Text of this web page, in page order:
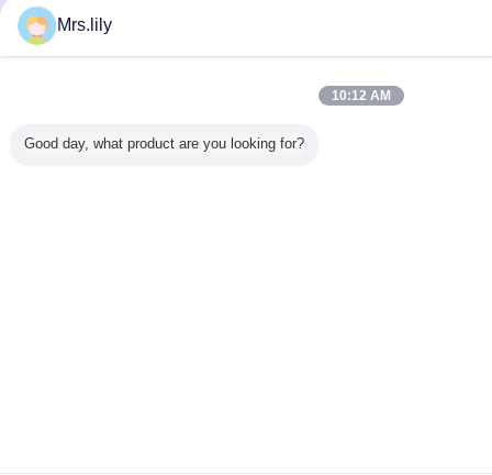
Mrs.lily
10:12 AM
Good day, what product are you looking for?